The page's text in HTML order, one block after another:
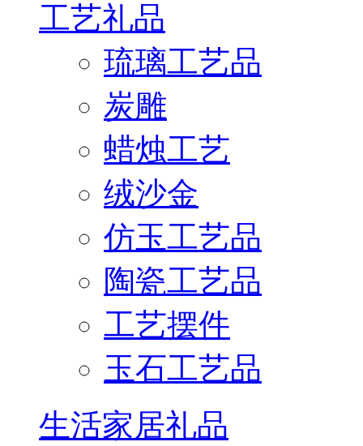
工艺礼品
琉璃工艺品
炭雕
蜡烛工艺
绒沙金
仿玉工艺品
陶瓷工艺品
工艺摆件
玉石工艺品
生活家居礼品